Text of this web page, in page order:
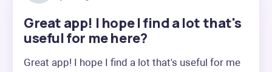
Great app! I hope I find a lot that's
useful for me here?
Great app! I hope I find a lot that's useful for me